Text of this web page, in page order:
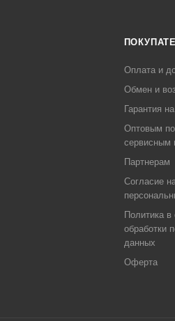
Оплата и
Обмен и
Гарантия
Оптовым
сервисным
Партнерам
Согласие
Политика
обработки
данных
Оферта